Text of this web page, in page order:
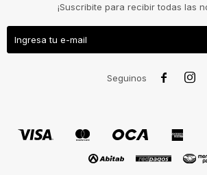
¡Suscribite para recibir todas las
Seguinos  
NOSOTROS
Y
DEVOLUCIONES